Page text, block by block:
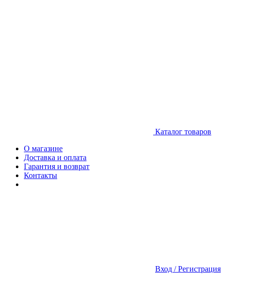
Каталог товаров
О магазине
Доставка и оплата
Гарантия и возврат
Контакты
Вход / Регистрация